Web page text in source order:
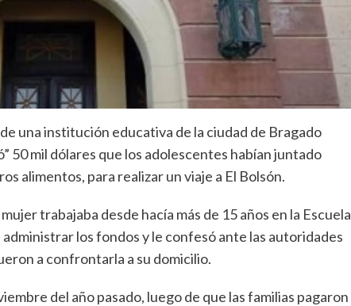
una institución educativa de la ciudad de Bragado
50 mil dólares que los adolescentes habían juntado
alimentos, para realizar un viaje a El Bolsón.
trabajaba desde hacía más de 15 años en la Escuela
los fondos y le confesó ante las autoridades
a confrontarla a su domicilio.
del año pasado, luego de que las familias pagaron